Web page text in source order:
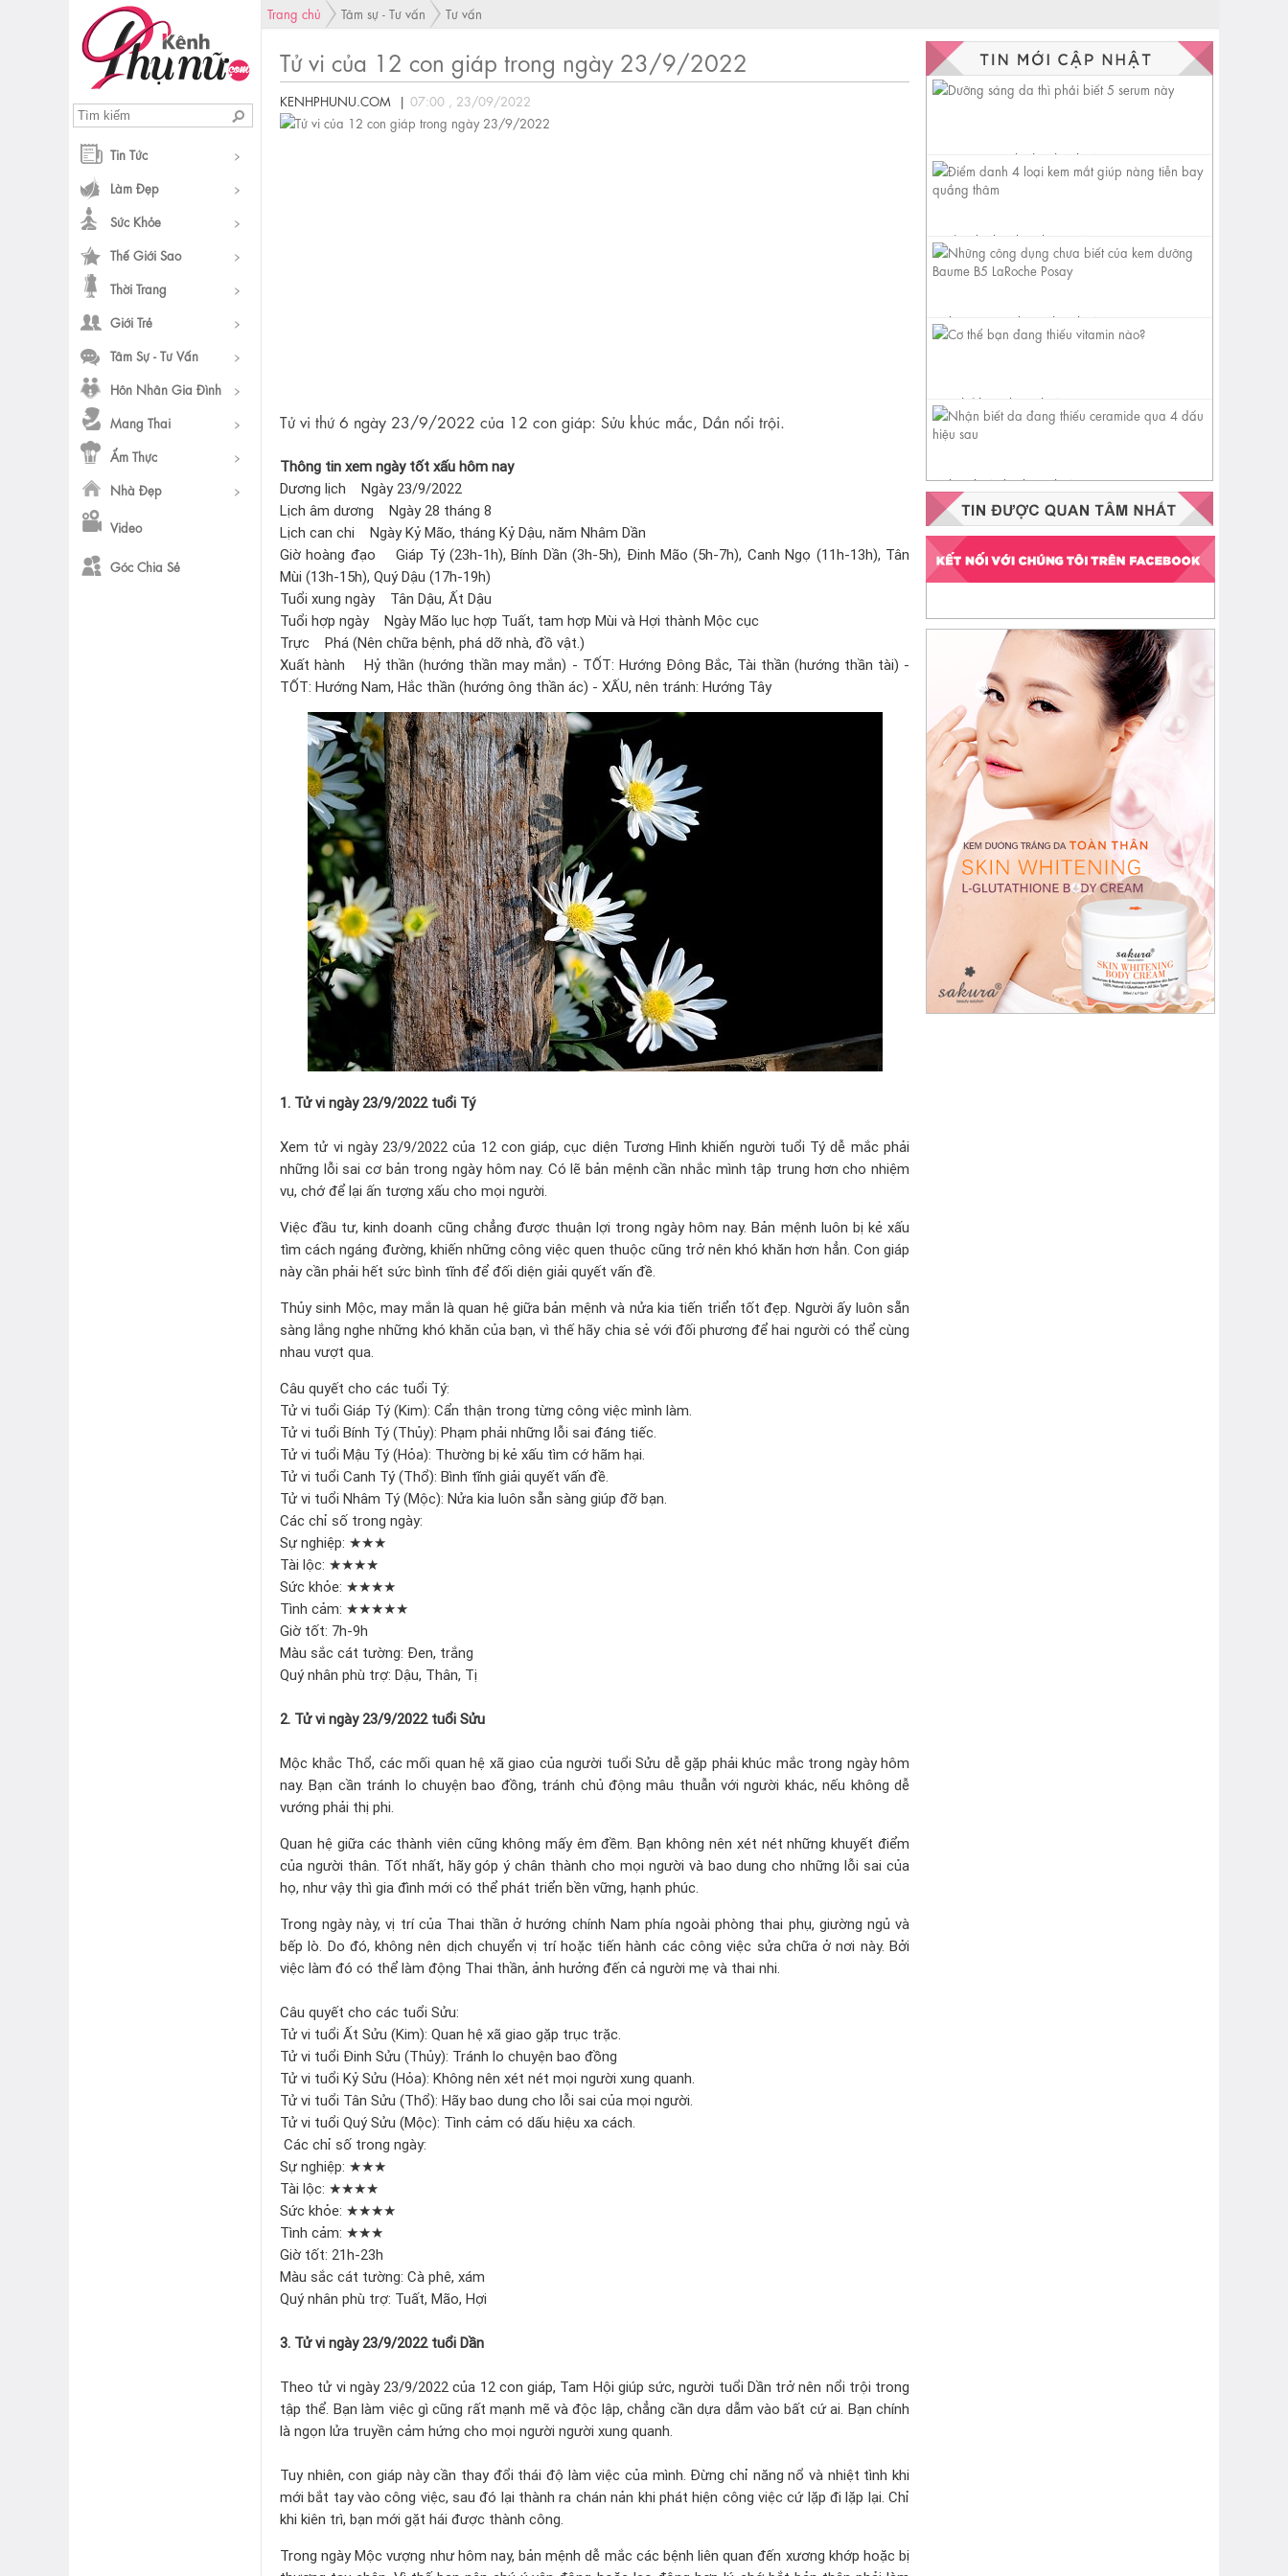
Tin Tức
Làm Đẹp
Sức Khỏe
Thế Giới Sao
Thời Trang
Giới Trẻ
Tâm Sự - Tư Vấn
Hôn Nhân Gia Đình
Mang Thai
Ẩm Thực
Nhà Đẹp
Video
Góc Chia Sẻ
Trang chủ Tâm sự - Tư vấn Tư vấn
Tử vi của 12 con giáp trong ngày 23/9/2022
KENHPHUNU.COM | 07:00 , 23/09/2022
Tử vi thứ 6 ngày 23/9/2022 của 12 con giáp: Sửu khúc mắc, Dần nổi trội.
Thông tin xem ngày tốt xấu hôm nay
Dương lịch Ngày 23/9/2022
Lịch âm dương Ngày 28 tháng 8
Lịch can chi Ngày Kỷ Mão, tháng Kỷ Dậu, năm Nhâm Dần
Giờ hoàng đạo Giáp Tý (23h-1h), Bính Dần (3h-5h), Đinh Mão (5h-7h), Canh Ngọ (11h-13h), Tân
Mùi (13h-15h), Quý Dậu (17h-19h)
Tuổi xung ngày Tân Dậu, Ất Dậu
Tuổi hợp ngày Ngày Mão lục hợp Tuất, tam hợp Mùi và Hợi thành Mộc cục
Trực Phá (Nên chữa bệnh, phá dỡ nhà, đồ vật.)
Xuất hành Hỷ thần (hướng thần may mắn) - TỐT: Hướng Đông Bắc, Tài thần (hướng thần tài) -
TỐT: Hướng Nam, Hắc thần (hướng ông thần ác) - XẤU, nên tránh: Hướng Tây
1. Tử vi ngày 23/9/2022 tuổi Tý
Xem tử vi ngày 23/9/2022 của 12 con giáp, cục diện Tương Hình khiến người tuổi Tý dễ mắc phải
những lỗi sai cơ bản trong ngày hôm nay. Có lẽ bản mệnh cần nhắc mình tập trung hơn cho nhiệm
vụ, chớ để lại ấn tượng xấu cho mọi người.
Việc đầu tư, kinh doanh cũng chẳng được thuận lợi trong ngày hôm nay. Bản mệnh luôn bị kẻ xấu
tìm cách ngáng đường, khiến những công việc quen thuộc cũng trở nên khó khăn hơn hẳn. Con giáp
này cần phải hết sức bình tĩnh để đối diện giải quyết vấn đề.
Thủy sinh Mộc, may mắn là quan hệ giữa bản mệnh và nửa kia tiến triển tốt đẹp. Người ấy luôn sẵn
sàng lắng nghe những khó khăn của bạn, vì thế hãy chia sẻ với đối phương để hai người có thể cùng
nhau vượt qua.
Câu quyết cho các tuổi Tý:
Tử vi tuổi Giáp Tý (Kim): Cẩn thận trong từng công việc mình làm.
Tử vi tuổi Bính Tý (Thủy): Phạm phải những lỗi sai đáng tiếc.
Tử vi tuổi Mậu Tý (Hỏa): Thường bị kẻ xấu tìm cớ hãm hại.
Tử vi tuổi Canh Tý (Thổ): Bình tĩnh giải quyết vấn đề.
Tử vi tuổi Nhâm Tý (Mộc): Nửa kia luôn sẵn sàng giúp đỡ bạn.
Các chỉ số trong ngày:
Sự nghiệp: ★★★
Tài lộc: ★★★★
Sức khỏe: ★★★★
Tình cảm: ★★★★★
Giờ tốt: 7h-9h
Màu sắc cát tường: Đen, trắng
Quý nhân phù trợ: Dậu, Thân, Tị
2. Tử vi ngày 23/9/2022 tuổi Sửu
Mộc khắc Thổ, các mối quan hệ xã giao của người tuổi Sửu dễ gặp phải khúc mắc trong ngày hôm
nay. Bạn cần tránh lo chuyện bao đồng, tránh chủ động mâu thuẫn với người khác, nếu không dễ
vướng phải thị phi.
Quan hệ giữa các thành viên cũng không mấy êm đềm. Bạn không nên xét nét những khuyết điểm
của người thân. Tốt nhất, hãy góp ý chân thành cho mọi người và bao dung cho những lỗi sai của
họ, như vậy thì gia đình mới có thể phát triển bền vững, hạnh phúc.
Trong ngày này, vị trí của Thai thần ở hướng chính Nam phía ngoài phòng thai phụ, giường ngủ và
bếp lò. Do đó, không nên dịch chuyển vị trí hoặc tiến hành các công việc sửa chữa ở nơi này. Bởi
việc làm đó có thể làm động Thai thần, ảnh hưởng đến cả người mẹ và thai nhi.
Câu quyết cho các tuổi Sửu:
Tử vi tuổi Ất Sửu (Kim): Quan hệ xã giao gặp trục trặc.
Tử vi tuổi Đinh Sửu (Thủy): Tránh lo chuyện bao đồng
Tử vi tuổi Kỷ Sửu (Hỏa): Không nên xét nét mọi người xung quanh.
Tử vi tuổi Tân Sửu (Thổ): Hãy bao dung cho lỗi sai của mọi người.
Tử vi tuổi Quý Sửu (Mộc): Tình cảm có dấu hiệu xa cách.
Các chỉ số trong ngày:
Sự nghiệp: ★★★
Tài lộc: ★★★★
Sức khỏe: ★★★★
Tình cảm: ★★★
Giờ tốt: 21h-23h
Màu sắc cát tường: Cà phê, xám
Quý nhân phù trợ: Tuất, Mão, Hợi
3. Tử vi ngày 23/9/2022 tuổi Dần
Theo tử vi ngày 23/9/2022 của 12 con giáp, Tam Hội giúp sức, người tuổi Dần trở nên nổi trội trong
tập thể. Bạn làm việc gì cũng rất mạnh mẽ và độc lập, chẳng cần dựa dẫm vào bất cứ ai. Bạn chính
là ngọn lửa truyền cảm hứng cho mọi người người xung quanh.
Tuy nhiên, con giáp này cần thay đổi thái độ làm việc của mình. Đừng chỉ năng nổ và nhiệt tình khi
mới bắt tay vào công việc, sau đó lại thành ra chán nản khi phát hiện công việc cứ lặp đi lặp lại. Chỉ
khi kiên trì, bạn mới gặt hái được thành công.
Trong ngày Mộc vượng như hôm nay, bản mệnh dễ mắc các bệnh liên quan đến xương khớp hoặc bị
Dưỡng sáng da thì phải biết 5
serum này
Điểm danh 4 loại kem mắt
giúp nàng tiễn bay quầng
thâm
Những công dụng chưa biết
của kem dưỡng Baume B5
Cơ thể bạn đang thiếu vitamin
nào?
Nhận biết da đang thiếu
ceramide qua 4 dấu hiệu sau